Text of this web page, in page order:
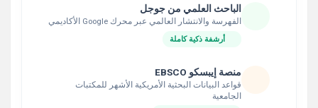
الباحث العلمي من جوجل
الفهرسة والانتشار العالمي عبر محرك Google الأكاديمي
أرشفة ذكية كاملة
منصة إيبسكو EBSCO
قواعد البيانات البحثية الأمريكية الأشهر للمكتبات
الجامعية